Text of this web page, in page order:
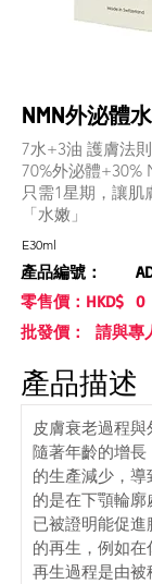
NMN外泌體
7水+3油 護膚法則
70%外泌體+30%
只需1星期，讓肌
「水嫩」
E30ml
產品編號：
零售價：HKD$ 0
批發價： 請與專
產品描述
皮膚衰老過程與
隨著年齡的增長
的生產減少，
的是在下顎輪廓
已被證明能促
的再生，例如
再生過程是由